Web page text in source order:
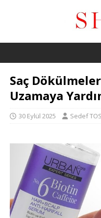
Saç
Uzamaya
30 Eylül 2025 Sedef